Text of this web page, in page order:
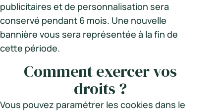
publicitaires et de personnalisation sera
conservé pendant 6 mois. Une nouvelle
bannière vous sera représentée à la fin de
cette période.
Comment exercer vos
droits ?
Vous pouvez paramétrer les cookies dans le